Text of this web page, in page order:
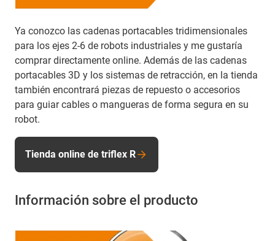
Ya conozco las cadenas portacables tridimensionales
para los ejes 2-6 de robots industriales y me gustaría
comprar directamente online. Además de las cadenas
portacables 3D y los sistemas de retracción, en la tienda
también encontrará piezas de repuesto o accesorios
para guiar cables o mangueras de forma segura en su
robot.
Tienda online de triflex R
Información sobre el producto